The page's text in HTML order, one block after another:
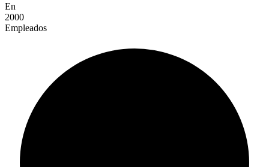
En
2000
Empleados